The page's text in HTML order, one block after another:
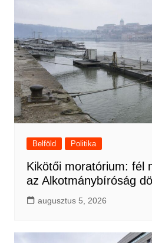
Belföld Politika
Kikötői moratórium: fél
az Alkotmánybíróság
augusztus 5, 2026